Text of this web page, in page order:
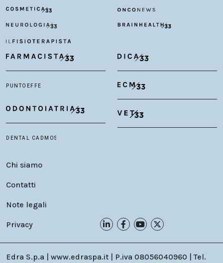
Chi siamo
Contatti
Note legali
Privacy
Edra S.p.a | www.edraspa.it | P.iva 08056040960 | Tel.